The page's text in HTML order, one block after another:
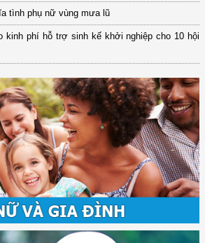
tình phụ nữ vùng mưa lũ
kinh phí hỗ trợ sinh kế khởi nghiệp cho 10 hội